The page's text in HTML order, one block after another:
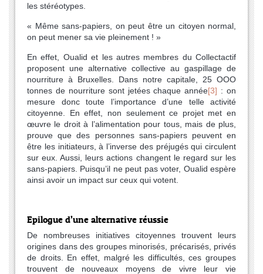
les stéréotypes.
« Même sans-papiers, on peut être un citoyen normal,
on peut mener sa vie pleinement ! »
En effet, Oualid et les autres membres du Collectactif
proposent une alternative collective au gaspillage de
nourriture à Bruxelles. Dans notre capitale, 25 OOO
tonnes de nourriture sont jetées chaque année[3] : on
mesure donc toute l’importance d’une telle activité
citoyenne. En effet, non seulement ce projet met en
œuvre le droit à l’alimentation pour tous, mais de plus,
prouve que des personnes sans-papiers peuvent en
être les initiateurs, à l’inverse des préjugés qui circulent
sur eux. Aussi, leurs actions changent le regard sur les
sans-papiers. Puisqu’il ne peut pas voter, Oualid espère
ainsi avoir un impact sur ceux qui votent.
Epilogue d’une alternative réussie
De nombreuses initiatives citoyennes trouvent leurs
origines dans des groupes minorisés, précarisés, privés
de droits. En effet, malgré les difficultés, ces groupes
trouvent de nouveaux moyens de vivre leur vie